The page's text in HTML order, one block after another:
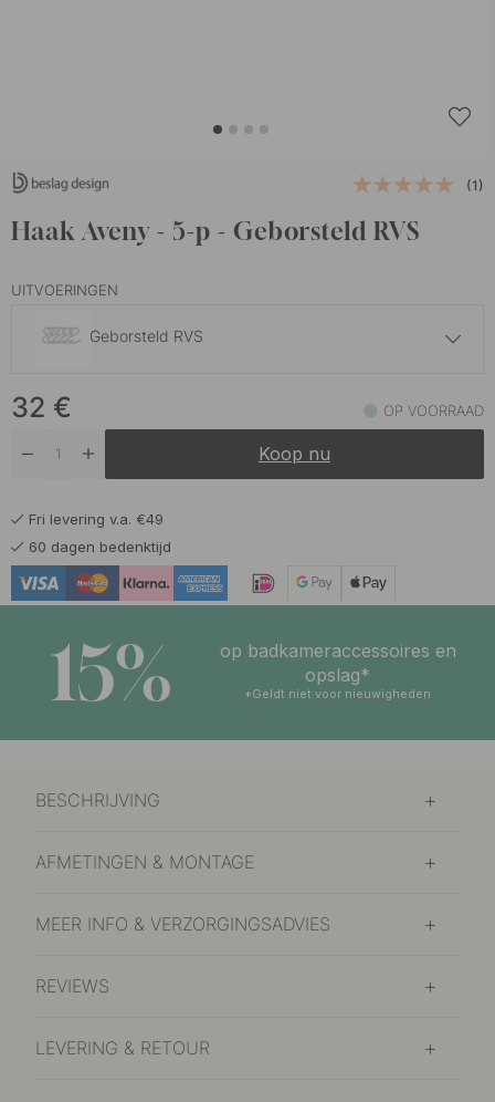
(1)
Haak Aveny - 5-p - Geborsteld RVS
UITVOERINGEN
Geborsteld RVS
Op voorraad
Op voorraad
Mat Zwart
32 € OP VOORRAAD
Koop nu
Fri levering v.a. €49
60 dagen bedenktijd
15%
op badkameraccessoires en
opslag*
*Geldt niet voor nieuwigheden
BESCHRIJVING
AFMETINGEN & MONTAGE
MEER INFO & VERZORGINGSADVIES
REVIEWS
LEVERING & RETOUR